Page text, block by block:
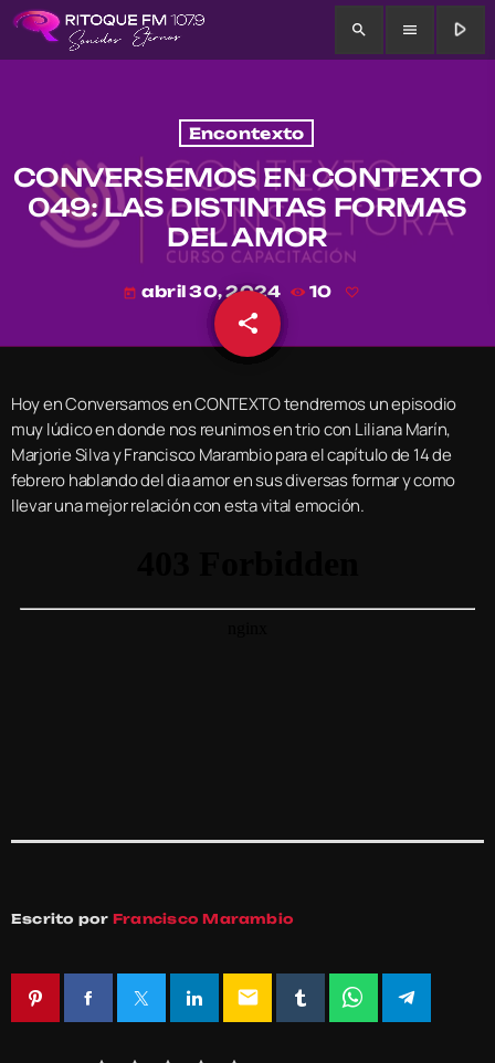
search menu play_arrow
Encontexto
CONVERSEMOS EN CONTEXTO
049: LAS DISTINTAS FORMAS
DEL AMOR
today abril 30, 2024 10
share
email
Hoy en Conversamos en CONTEXTO tendremos un episodio
muy lúdico en donde nos reunimos en trio con Liliana Marín,
Marjorie Silva y Francisco Marambio para el capítulo de 14 de
febrero hablando del dia amor en sus diversas formar y como
llevar una mejor relación con esta vital emoción.
Escrito por Francisco Marambio
email